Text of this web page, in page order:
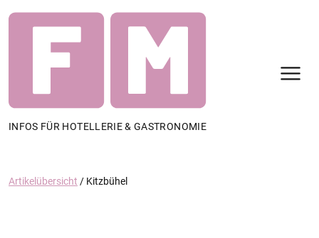
INFOS FÜR HOTELLERIE & GASTRONOMIE
Artikelübersicht / Kitzbühel